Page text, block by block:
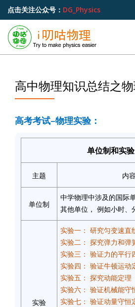
容
点击关注公众号： DG_Physics
高中物理知识总结之
高考考试–物理实验：
单位制和实验
主题 内容
单位制
中学物理中涉及的国际
其他单位， 例如小时、
实验
实验一： 研究匀变速直
实验二： 探究弹力和弹
实验三： 验证力的平行
实验四： 验证牛顿运动
实验五： 探究动能定理
实验六： 验证机械能守
实验七： 验证动量守恒